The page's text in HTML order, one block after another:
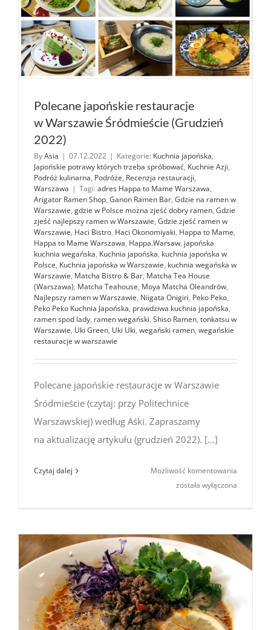
Polecane japońskie restauracje
w Warszawie Śródmieście (Grudzień
2022)
ByAsia | 07.12.2022 | Kategorie: Kuchnia japońska,
Japońskie potrawy których trzeba spróbować, Kuchnie Azji,
Podróż kulinarna, Podróże, Recenzja restauracji,
Warszawa | Tagi: adres Happa to Mame Warszawa,
Arigator Ramen Shop, Ganon Ramen Bar, Gdzie na ramen w
Warszawie, gdzie w Polsce można zjeść dobry ramen, Gdzie
zjeść najlepszy ramen w Warszawie, Gdzie zjeść ramen w
Warszawie, Haci Bistro, Haci Okonomiyaki, Happa to Mame,
Happa to Mame Warszawa, Happa.Warsaw, japońska
kuchnia wegańska, Kuchnia japońska, kuchnia japońska w
Polsce, Kuchnia japońska w Warszawie, kuchnia wegańska w
Warszawie, Matcha Bistro & Bar, Matcha Tea House
(Warszawa), Matcha Teahouse, Moya Matcha Oleandrów,
Najlepszy ramen w Warszawie, Niigata Onigiri, Peko Peko,
Peko Peko Kuchnia Japońska, prawdziwa kuchnia japońska,
ramen spod lady, ramen wegański, Shiso Ramen, tonkatsu w
Warszawie, Uki Green, Uki Uki, wegański ramen, wegańskie
restauracje w warszawie
Polecane japońskie restauracje w Warszawie
Śródmieście (czytaj: przy Politechnice
Warszawskiej) według Aśki. Zapraszamy
na aktualizację artykułu (grudzień 2022). […]
Czytaj dalej Możliwość komentowania
(Grudzień
2022)
została wyłączona